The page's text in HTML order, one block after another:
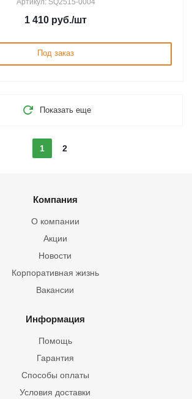
Артикул: SQ2515-0004
1 410 руб./шт
Под заказ
Показать еще
1 2
Компания
О компании
Акции
Новости
Корпоративная жизнь
Вакансии
Информация
Помощь
Гарантия
Способы оплаты
Условия доставки